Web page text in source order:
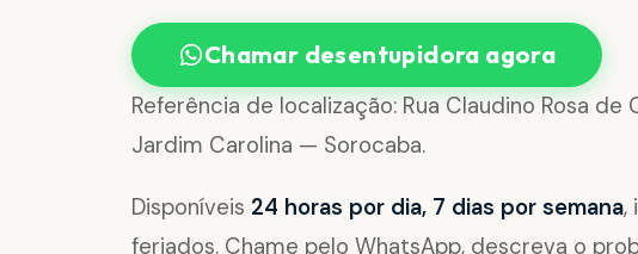
Chamar desentupidora agora
Referência de localização: Rua Claudino Rosa de
Jardim Carolina — Sorocaba.
Disponíveis 24 horas por dia, 7 dias por semana,
feriados. Chame pelo WhatsApp, descreva o